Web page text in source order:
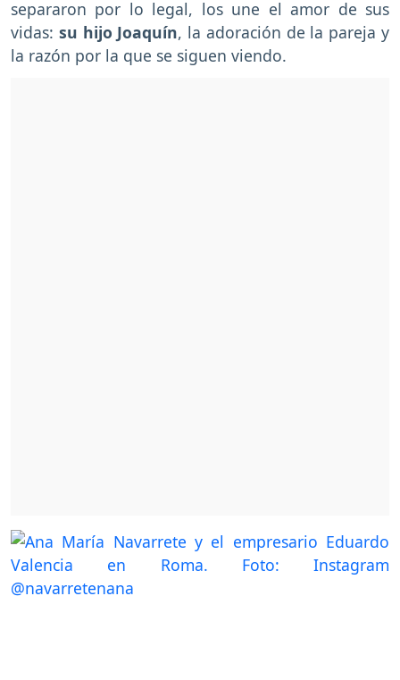
separaron por lo legal, los une el amor de sus
vidas: su hijo Joaquín, la adoración de la pareja y
la razón por la que se siguen viendo.